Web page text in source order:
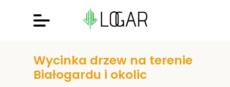
Wycinka drzew na terenie
Białogardu i okolic